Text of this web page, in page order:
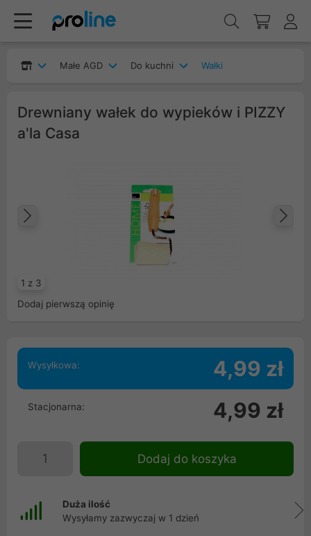
Małe AGD Do kuchni Wałki
Drewniany wałek do wypieków i PIZZY
a'la Casa
1 z 3
Dodaj pierwszą opinię
Wysyłkowa: 4,99 zł
Stacjonarna: 4,99 zł
Dodaj do koszyka
Duża ilość
Wysyłamy zazwyczaj w 1 dzień